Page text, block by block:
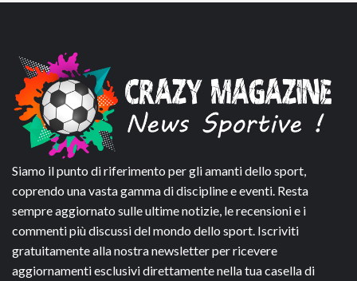
Siamo il punto di riferimento per gli amanti dello sport,
coprendo una vasta gamma di discipline e eventi. Resta
sempre aggiornato sulle ultime notizie, le recensioni e i
commenti più discussi del mondo dello sport. Iscriviti
gratuitamente alla nostra newsletter per ricevere
aggiornamenti esclusivi direttamente nella tua casella di